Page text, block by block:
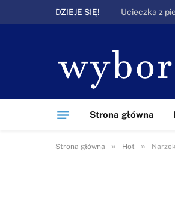
DZIEJE SIĘ!
Strona główna
Strona główna » Hot »